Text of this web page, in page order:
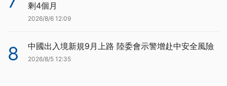
剩4個月
2026/8/6 12:09
8 中國出入境新規9月上路 陸委會示警增赴中安全風險
2026/8/5 12:35